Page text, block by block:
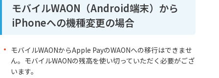
モバイルWAON（Android端末）から
iPhoneへの機種変更の場合
モバイルWAONからApple PayのWAONへの移行はできませ
ん。モバイルWAONの残高を使い切っていただく必要がござ
います。